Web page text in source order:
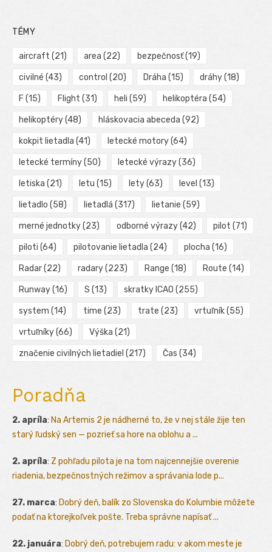
TÉMY
aircraft (21) area (22) bezpečnosť(19)
civilné (43) control (20) Dráha (15) dráhy(18)
F (15) Flight (31) heli (59) helikoptéra (54)
helikoptéry(48) hláskovacia abeceda (92)
kokpit lietadla (41) letecké motory(64)
letecké termíny(50) letecké výrazy(36)
letiska (21) letu (15) lety(63) level (13)
lietadlo (58) lietadlá (317) lietanie (59)
merné jednotky(23) odborné výrazy(42) pilot (71)
piloti (64) pilotovanie lietadla (24) plocha (16)
Radar(22) radary(223) Range (18) Route (14)
Runway(16) S (13) skratky ICAO (255)
system (14) time (23) trate (23) vrtuľník(55)
vrtuľníky(66) Výška (21)
značenie civilných lietadiel (217) Čas (34)
Poradňa
2. apríla: Na Artemis 2 je nádherné to, že v nej stále žije ten
starý ľudský sen — pozrieť sa hore na oblohu a ...
2. apríla: Z pohľadu pilota je na tom najcennejšie overenie
riadenia, bezpečnostných režimov a správania lode p...
27. marca: Dobrý deň, balík zo Slovenska do Kolumbie môžete
podať na ktorejkoľvek pošte. Treba správne napísať ...
22. januára: Dobrý deň, potrebujem radu: v akom meste je